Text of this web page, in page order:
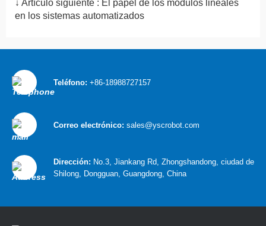
↓ Artículo siguiente : El papel de los módulos lineales
en los sistemas automatizados
Teléfono: +86-18988727157
Correo electrónico: sales@yscrobot.com
Dirección: No.3, Jiankang Rd, Zhongshandong, ciudad de
Shilong, Dongguan, Guangdong, China